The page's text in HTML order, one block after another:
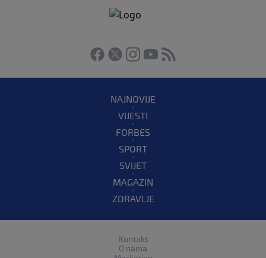
NAJNOVIJE
VIJESTI
FORBES
SPORT
SVIJET
MAGAZIN
ZDRAVLJE
Kontakt
O nama